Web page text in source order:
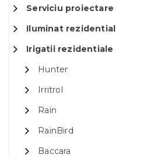
Serviciu proiectare
Iluminat rezidential
Irigatii rezidentiale
Hunter
Irritrol
Rain
RainBird
Baccara